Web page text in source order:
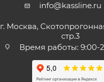
info@kassline.ru
г. Москва,
стр.3
Время работы: 9:00-